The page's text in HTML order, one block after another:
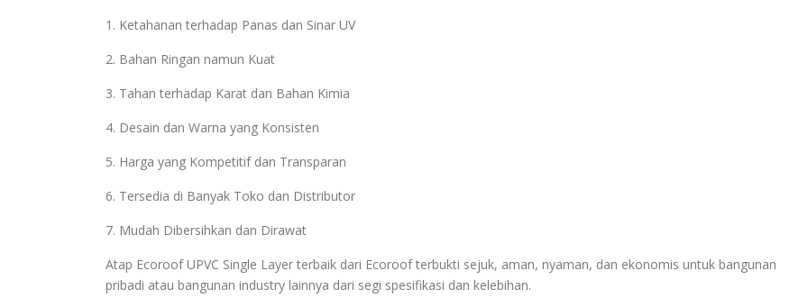
1. Ketahanan terhadap Panas dan Sinar UV
2. Bahan Ringan namun Kuat
3. Tahan terhadap Karat dan Bahan Kimia
4. Desain dan Warna yang Konsisten
5. Harga yang Kompetitif dan Transparan
6. Tersedia di Banyak Toko dan Distributor
7. Mudah Dibersihkan dan Dirawat
Atap Ecoroof UPVC Single Layer terbaik dari Ecoroof terbukti sejuk, aman, nyaman, dan ekonomis untuk bangunan
pribadi atau bangunan industry lainnya dari segi spesifikasi dan kelebihan.